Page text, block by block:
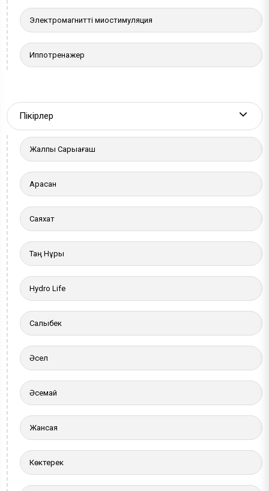
Электромагнитті миостимуляция
Иппотренажер
Пікірлер More
Жалпы Сарыағаш
Арасан
Саяхат
Таң Нұры
Hydro Life
Салыбек
Әсел
Әсемай
Жансая
Көктерек